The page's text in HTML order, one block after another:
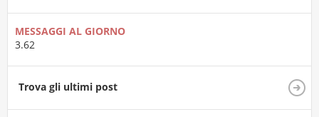
MESSAGGI AL GIORNO
3.62
Trova gli ultimi post